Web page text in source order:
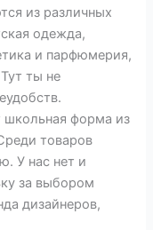
из различных
одежда,
и парфюмерия,
ты не
школьная форма из
товаров
У нас нет и
за выбором
дизайнеров,